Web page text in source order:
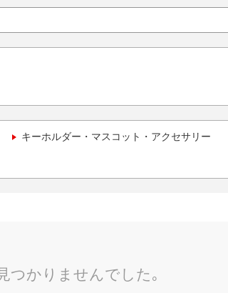
キーホルダー・マスコット・アクセサリー